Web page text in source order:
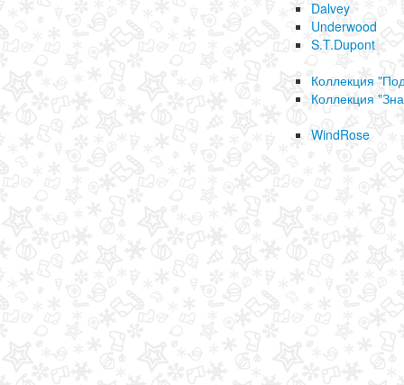
Dalvey
Underwood
S.T.Dupont
Коллекция
Коллекция
WindRose